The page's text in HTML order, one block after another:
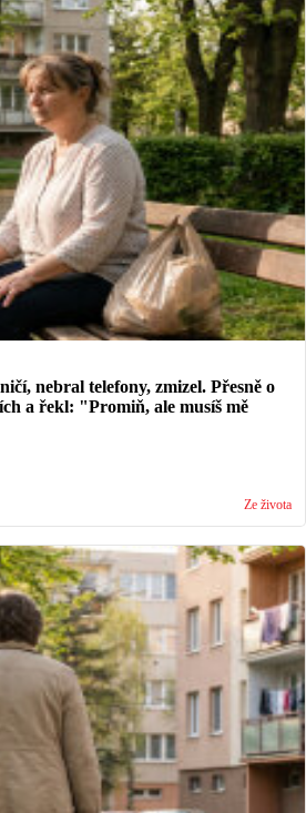
nebral telefony, zmizel. Přesně o
a řekl: "Promiň, ale musíš mě
Ze života